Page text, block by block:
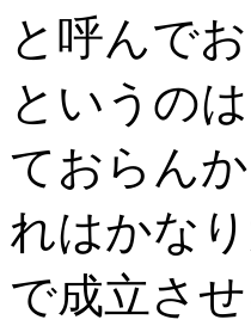
と呼んで
というの
ておらん
れはかな
で成立さ